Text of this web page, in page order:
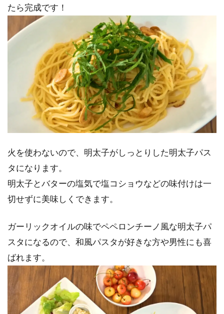
たら完成です！
火を使わないので、明太子がしっとりした明太子パス
タになります。
明太子とバターの塩気で塩コショウなどの味付けは一
切せずに美味しくできます。
ガーリックオイルの味でペペロンチーノ風な明太子パ
スタになるので、和風パスタが好きな方や男性にも喜
ばれます。